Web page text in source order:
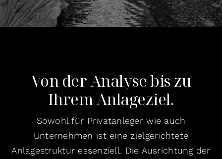
Von der Analyse bis zu
Ihrem Anlageziel.
Sowohl für Privatanleger wie auch
Unternehmen ist eine zielgerichtete
Anlagestruktur essenziell. Die Ausrichtung der